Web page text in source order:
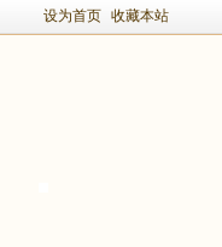
设为首页 收藏本站